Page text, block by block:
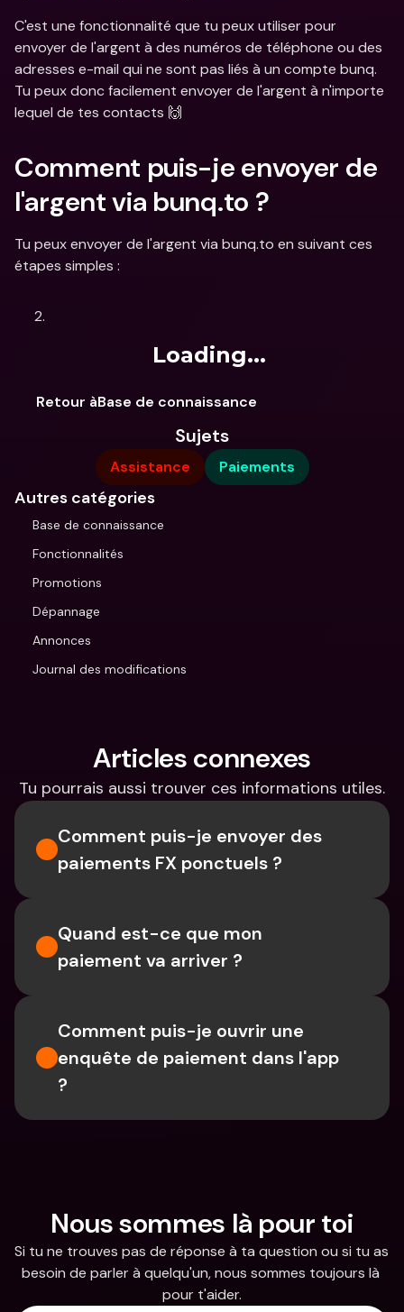
C'est une fonctionnalité que tu peux utiliser pour
envoyer de l'argent à des numéros de téléphone ou des
adresses e-mail qui ne sont pas liés à un compte bunq.
Tu peux donc facilement envoyer de l'argent à n'importe
lequel de tes contacts 🙌
Comment puis-je envoyer de
l'argent via bunq.to ?
Tu peux envoyer de l'argent via bunq.to en suivant ces
étapes simples :
Loading...
Retour àBase de connaissance
Sujets
Assistance Paiements
Autres catégories
Base de connaissance
Fonctionnalités
Promotions
Dépannage
Annonces
Journal des modifications
Articles connexes
Tu pourrais aussi trouver ces informations utiles.
Comment puis-je envoyer des
paiements FX ponctuels ?
Quand est-ce que mon
paiement va arriver ?
Comment puis-je ouvrir une
enquête de paiement dans l'app
?
Nous sommes là pour toi
Si tu ne trouves pas de réponse à ta question ou si tu as
besoin de parler à quelqu'un, nous sommes toujours là
pour t'aider.